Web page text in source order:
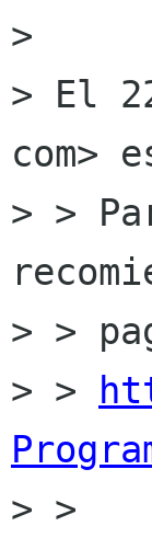
>
> El
com>
> >
> >
> >
> >